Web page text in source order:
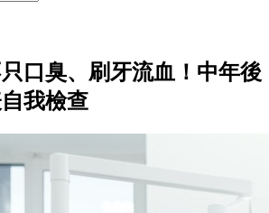
口臭、刷牙流血！中年後
我檢查